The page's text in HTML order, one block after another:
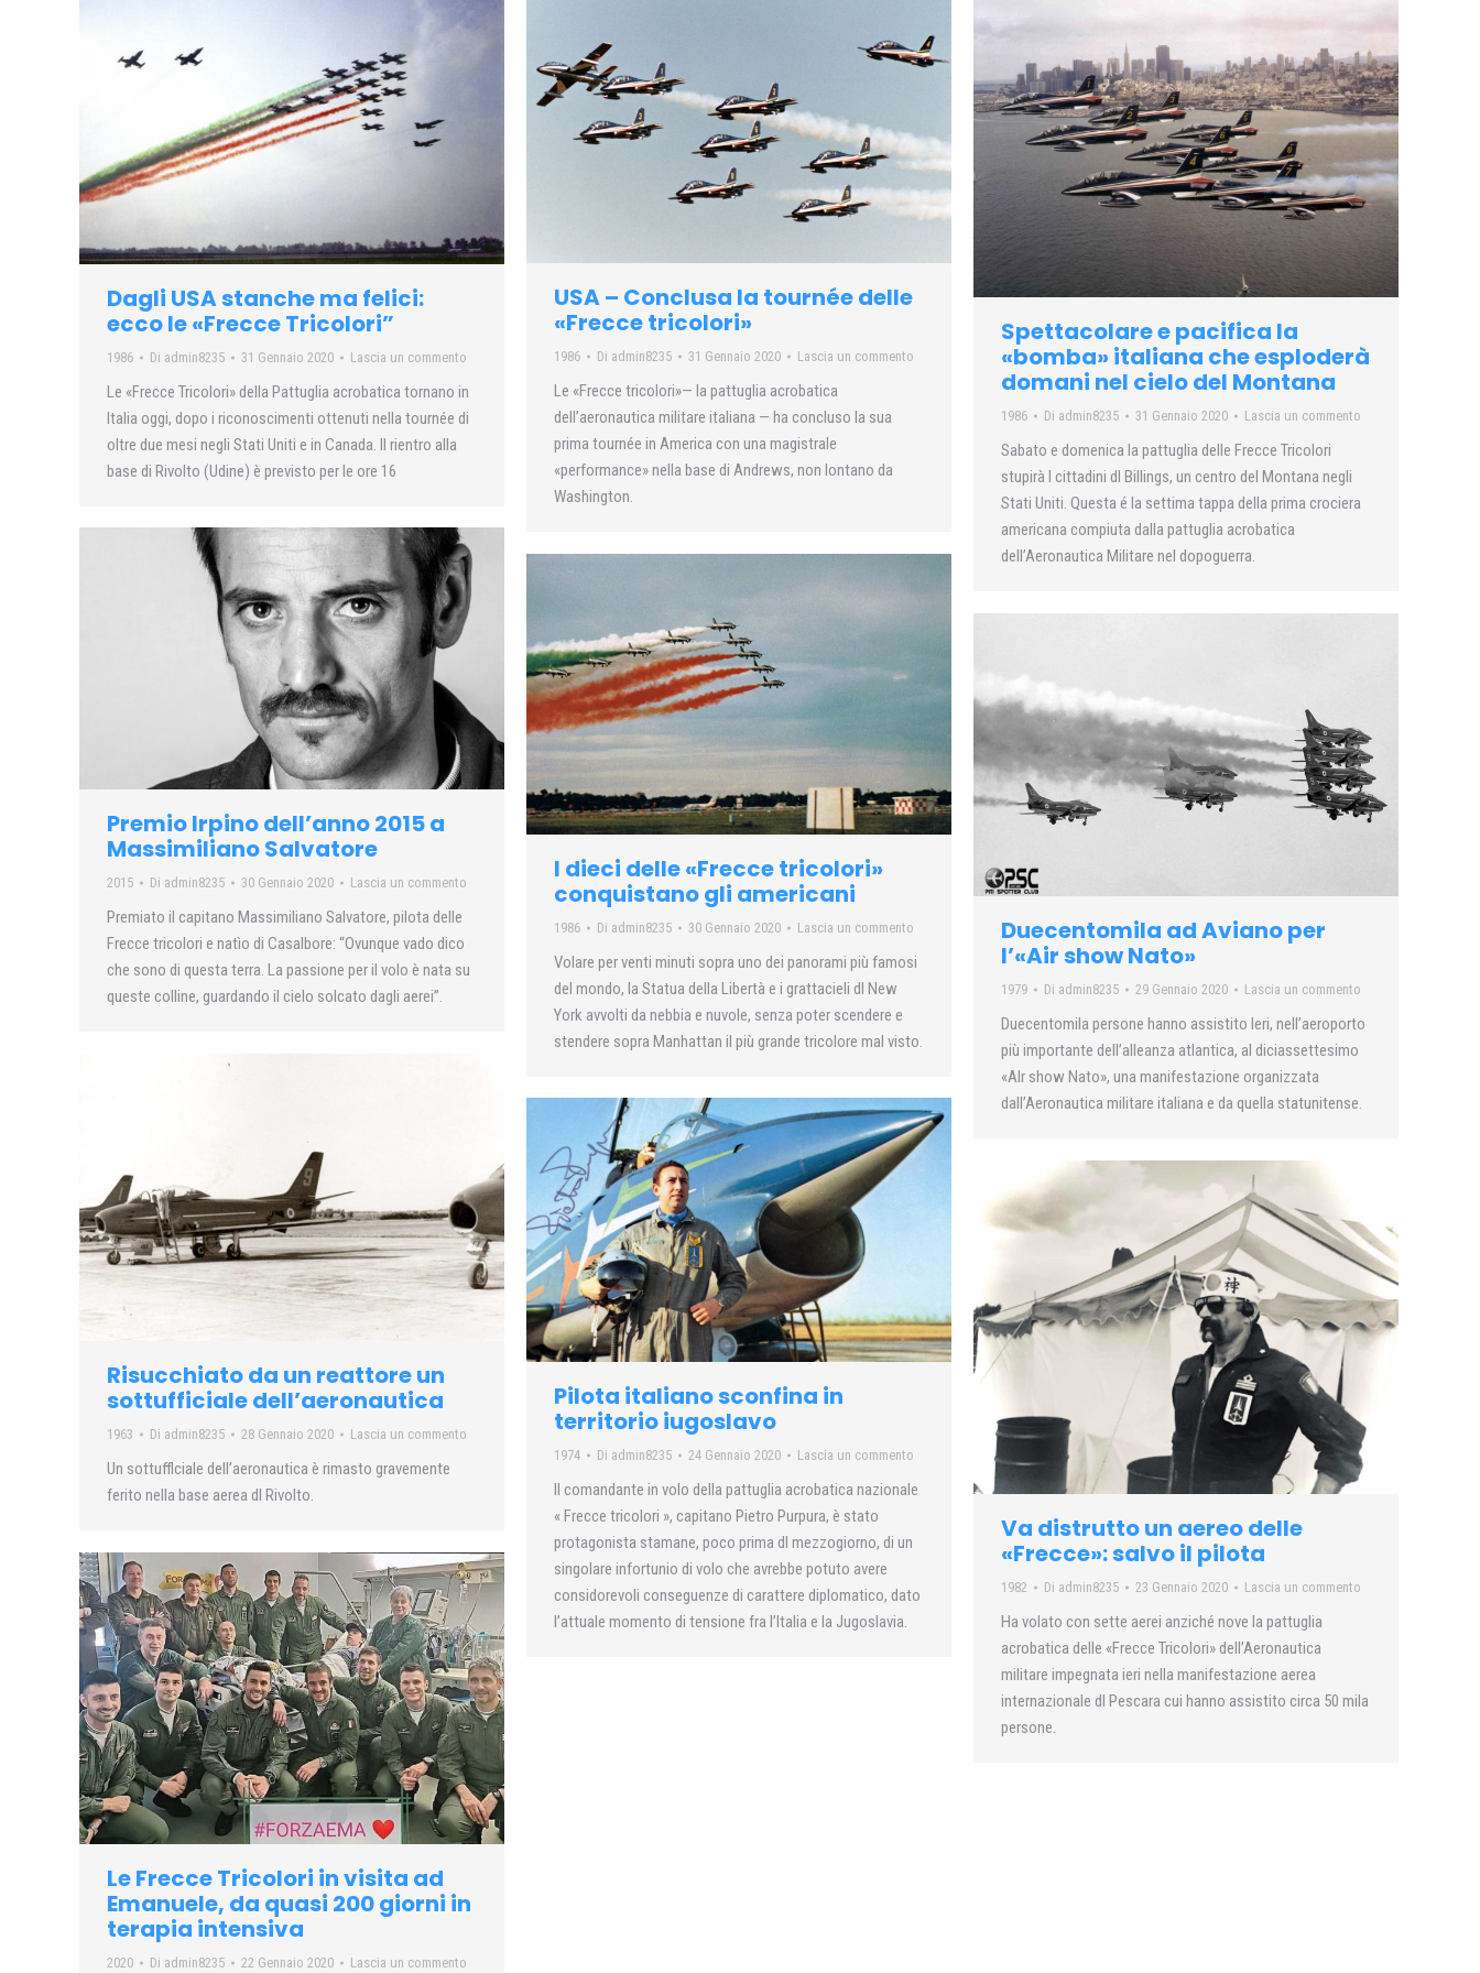
Dagli USA stanche ma felici:
ecco le «Frecce Tricolori”
1986 Di admin8235 31 Gennaio 2020 Lascia un commento
Le «Frecce Tricolori» della Pattuglia acrobatica tornano in
Italia oggi, dopo i riconoscimenti ottenuti nella tournée di
oltre due mesi negli Stati Uniti e in Canada. Il rientro alla
base di Rivolto (Udine) è previsto per le ore 16
USA – Conclusa la tournée delle
«Frecce tricolori»
1986 Di admin8235 31 Gennaio 2020 Lascia un commento
Le «Frecce tricolori»— la pattuglia acrobatica
dell’aeronautica militare italiana — ha concluso la sua
prima tournée in America con una magistrale
«performance» nella base di Andrews, non lontano da
Washington.
Spettacolare e pacifica la
«bomba» italiana che esploderà
domani nel cielo del Montana
1986 Di admin8235 31 Gennaio 2020 Lascia un commento
Sabato e domenica la pattuglia delle Frecce Tricolori
stupirà I cittadini dl Billings, un centro del Montana negli
Stati Uniti. Questa é la settima tappa della prima crociera
americana compiuta dalla pattuglia acrobatica
dell’Aeronautica Militare nel dopoguerra.
Premio Irpino dell’anno 2015 a
Massimiliano Salvatore
2015 Di admin8235 30 Gennaio 2020 Lascia un commento
Premiato il capitano Massimiliano Salvatore, pilota delle
Frecce tricolori e natìo di Casalbore: “Ovunque vado dico
che sono di questa terra. La passione per il volo è nata su
queste colline, guardando il cielo solcato dagli aerei”.
I dieci delle «Frecce tricolori»
conquistano gli americani
1986 Di admin8235 30 Gennaio 2020 Lascia un commento
Volare per venti minuti sopra uno dei panorami più famosi
del mondo, la Statua della Libertà e i grattacieli dl New
York avvolti da nebbia e nuvole, senza poter scendere e
stendere sopra Manhattan il più grande tricolore mal visto.
Duecentomila ad Aviano per
l’«Air show Nato»
1979 Di admin8235 29 Gennaio 2020 Lascia un commento
Duecentomila persone hanno assistito Ieri, nell’aeroporto
più importante dell’alleanza atlantica, al diciassettesimo
«Alr show Nato», una manifestazione organizzata
dall’Aeronautica militare italiana e da quella statunitense.
Risucchiato da un reattore un
sottufficiale dell’aeronautica
1963 Di admin8235 28 Gennaio 2020 Lascia un commento
Un sottufflciale dell’aeronautica è rimasto gravemente
ferito nella base aerea dl Rivolto.
Pilota italiano sconfina in
territorio iugoslavo
1974 Di admin8235 24 Gennaio 2020 Lascia un commento
II comandante in volo della pattuglia acrobatica nazionale
« Frecce tricolori », capitano Pietro Purpura, è stato
protagonista stamane, poco prima dl mezzogiorno, di un
singolare infortunio di volo che avrebbe potuto avere
considorevoli conseguenze di carattere diplomatico, dato
l’attuale momento di tensione fra l’Italia e la Jugoslavia.
Va distrutto un aereo delle
«Frecce»: salvo il pilota
1982 Di admin8235 23 Gennaio 2020 Lascia un commento
Ha volato con sette aerei anziché nove la pattuglia
acrobatica delle «Frecce Tricolori» dell’Aeronautica
militare impegnata ieri nella manifestazione aerea
internazionale dl Pescara cui hanno assistito circa 50 mila
persone.
Le Frecce Tricolori in visita ad
Emanuele, da quasi 200 giorni in
terapia intensiva
2020 Di admin8235 22 Gennaio 2020 Lascia un commento